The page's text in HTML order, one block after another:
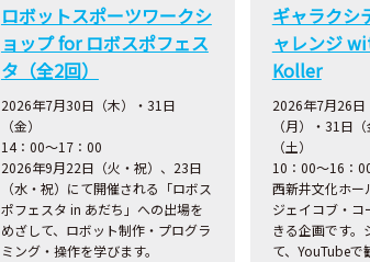
ロボットスポーツワークシ
ョップ for ロボスポフェス
タ（全2回）
2026年7月30日（木）・31日
（金）
14：00～17：00
2026年9月22日（火・祝）、23日
（水・祝）にて開催される「ロボス
ポフェスタ in あだち」への出場を
めざして、ロボット制作・プログラ
ミング・操作を学びます。
ギャラクシ
ャレンジ
Koller
2026年7月26日
（月）・31日
（土）
10：00～16：
西新井文化ホー
ジェイコブ・コ
きる企画です。
て、YouTubeで